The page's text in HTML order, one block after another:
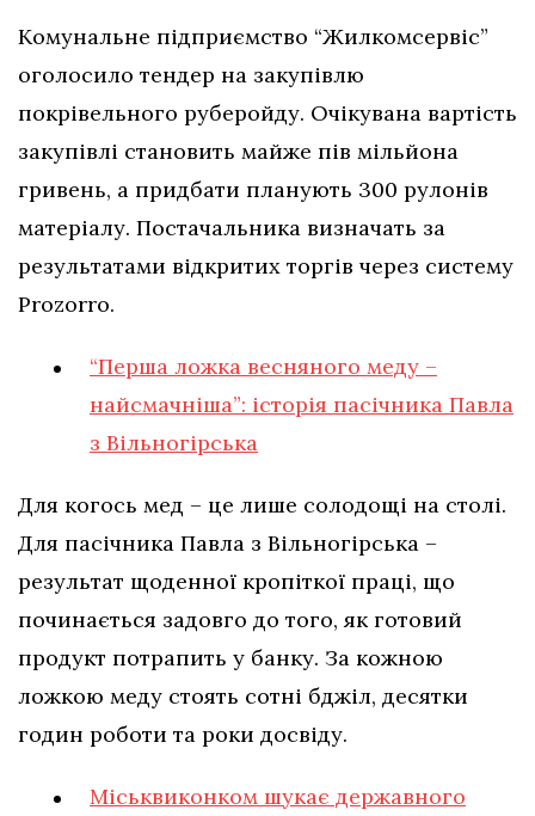
Комунальне підприємство “Жилкомсервіс”
оголосило тендер на закупівлю
покрівельного руберойду. Очікувана вартість
закупівлі становить майже пів мільйона
гривень, а придбати планують 300 рулонів
матеріалу. Постачальника визначать за
результатами відкритих торгів через систему
Prozorro.
“Перша ложка весняного меду –
найсмачніша”: історія пасічника Павла
з Вільногірська
Для когось мед – це лише солодощі на столі.
Для пасічника Павла з Вільногірська –
результат щоденної кропіткої праці, що
починається задовго до того, як готовий
продукт потрапить у банку. За кожною
ложкою меду стоять сотні бджіл, десятки
годин роботи та роки досвіду.
Міськвиконком шукає державного